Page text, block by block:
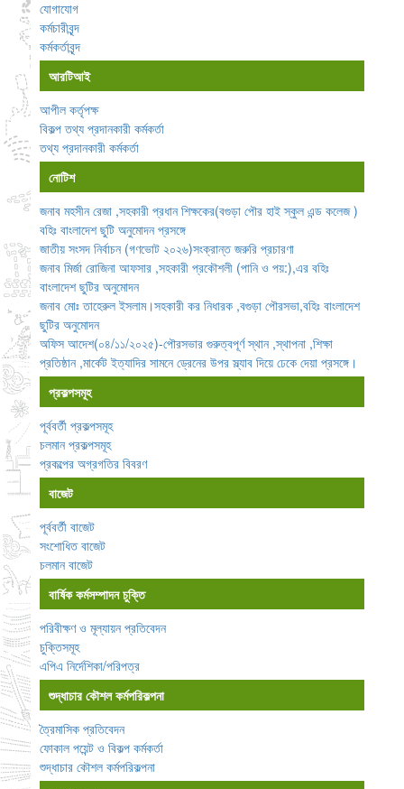
যোগাযোগ
কর্মচারীবৃন্দ
কর্মকর্তাবৃন্দ
আরটিআই
আপীল কর্তৃপক্ষ
বিকল্প তথ্য প্রদানকারী কর্মকর্তা
তথ্য প্রদানকারী কর্মকর্তা
নোটিশ
জনাব মহসীন রেজা ,সহকারী প্রধান শিক্ষকের(বগুড়া পৌর হাই স্কুল এন্ড কলেজ )
বহিঃ বাংলাদেশ ছুটি অনুমোদন প্রসঙ্গে
জাতীয় সংসদ নির্বাচন (গণভোট ২০২৬)সংক্রান্ত জরুরি প্রচারণা
জনাব মির্জা রোজিনা আফসার ,সহকারী প্রকৌশলী (পানি ও পয়:),এর বহিঃ
বাংলাদেশ ছুটির অনুমোদন
জনাব মোঃ তাহেরুল ইসলাম।সহকারী কর নিধারক ,বগুড়া পৌরসভা,বহিঃ বাংলাদেশ
ছুটির অনুমোদন
অফিস আদেশ(০৪/১১/২০২৫)-পৌরসভার গুরুত্বপূর্ণ স্থান ,স্থাপনা ,শিক্ষা
প্রতিষ্ঠান ,মার্কেট ইত্যাদির সামনে ড্রেনের উপর স্ল্যাব দিয়ে ঢেকে দেয়া প্রসঙ্গে।
প্রকল্পসমূহ
পূর্ববর্তী প্রকল্পসমূহ
চলমান প্রকল্পসমূহ
প্রকল্পের অগ্রগতির বিবরণ
বাজেট
পূর্ববর্তী বাজেট
সংশোধিত বাজেট
চলমান বাজেট
বার্ষিক কর্মসম্পাদন চুক্তি
পরিবীক্ষণ ও মূল্যায়ন প্রতিবেদন
চুক্তিসমূহ
এপিএ নির্দেশিকা/পরিপত্র
শুদ্ধাচার কৌশল কর্মপরিকল্পনা
ত্রৈমাসিক প্রতিবেদন
ফোকাল পয়েন্ট ও বিকল্প কর্মকর্তা
শুদ্ধাচার কৌশল কর্মপরিকল্পনা